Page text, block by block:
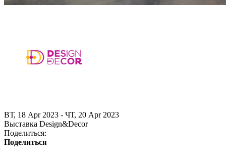
ВТ, 18 Apr 2023 - ЧТ, 20 Apr 2023
Выставка Design&Decor
Поделиться:
Поделиться